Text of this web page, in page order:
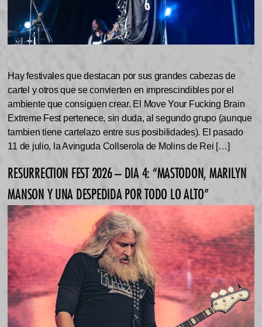
Hay festivales que destacan por sus grandes cabezas de
cartel y otros que se convierten en imprescindibles por el
ambiente que consiguen crear. El Move Your Fucking Brain
Extreme Fest pertenece, sin duda, al segundo grupo (aunque
tambien tiene cartelazo entre sus posibilidades). El pasado
11 de julio, la Avinguda Collserola de Molins de Rei […]
RESURRECTION FEST 2026 – DIA 4: “MASTODON, MARILYN
MANSON Y UNA DESPEDIDA POR TODO LO ALTO”